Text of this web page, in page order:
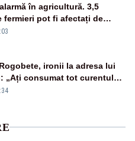
în agricultură. 3,5
fermieri pot fi afectați de
conservarea
ironii la adresa lui
„Ați consumat tot curentul
imaginari”